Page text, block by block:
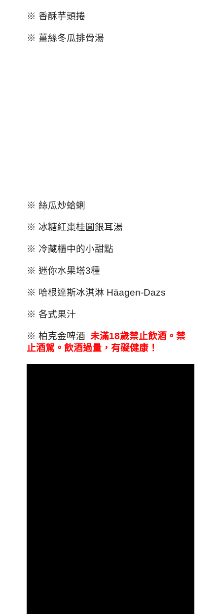
※ 香酥芋頭捲
※ 薑絲冬瓜排骨湯
※ 絲瓜炒蛤蜊
※ 冰糖紅棗桂圓銀耳湯
※ 冷藏櫃中的小甜點
※ 迷你水果塔3種
※ 哈根達斯冰淇淋 Häagen-Dazs
※ 各式果汁
※ 柏克金啤酒 未滿18歲禁止飲酒。禁
止酒駕。飲酒過量 ， 有礙健康 ！